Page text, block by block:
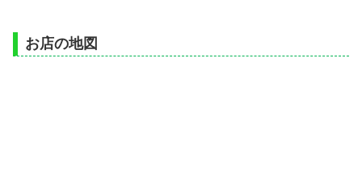
お店の地図